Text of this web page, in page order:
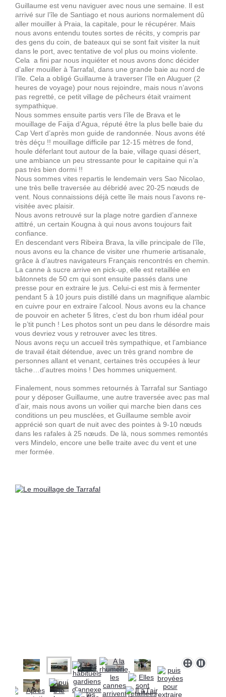
Guillaume est venu naviguer avec nous une semaine. Il est
arrivé sur l’île de Santiago et nous aurions normalement dû
aller mouiller à Praia, la capitale, pour le récupérer. Mais
nous avons entendu toutes sortes de récits, y compris par
des gens du coin, de bateaux qui se sont fait visiter la nuit
dans le port, avec tentative de vol plus ou moins violente.
Cela a fini par nous inquiéter et nous avons donc décider
d’aller mouiller à Tarrafal, dans une grande baie au nord de
l’île. Cela a obligé Guillaume à traverser l’île en Aluguer (2
heures de voyage) pour nous rejoindre, mais nous n’avons
pas regretté, ce petit village de pêcheurs était vraiment
sympathique.
Nous sommes ensuite partis vers l’île de Brava et le
mouillage de Faija d’Agua, réputé être la plus belle baie du
Cap Vert d’après mon guide de randonnée. Nous avons été
très déçu !! mouillage difficile par 12-15 mètres de fond,
houle déferlant tout autour de la baie, village quasi désert,
une ambiance un peu stressante pour le capitaine qui n’a
pas très bien dormi !!
Nous sommes vites repartis le lendemain vers Sao Nicolao,
une très belle traversée au débridé avec 20-25 nœuds de
vent. Nous connaissions déjà cette île mais nous l’avons re-
visitée avec plaisir.
Nous avons retrouvé sur la plage notre gardien d’annexe
attitré, un certain Kougna à qui nous avons toujours fait
confiance.
En descendant vers Ribeira Brava, la ville principale de l’île,
nous avons eu la chance de visiter une rhumerie artisanale,
grâce à d’autres navigateurs Français rencontrés en chemin.
La canne à sucre arrive en pick-up, elle est retaillée en
bâtonnets de 50 cm qui sont ensuite passés dans une
presse pour en extraire le jus. Celui-ci est mis à fermenter
pendant 5 à 10 jours puis distillé dans un magnifique alambic
en cuivre pour en extraire l’alcool. Nous avons eu la chance
de pouvoir en acheter 5 litres, c’est du bon rhum idéal pour
le p’tit punch ! Les photos sont un peu dans le désordre mais
vous devriez vous y retrouver avec les titres.
Nous avons reçu un accueil très sympathique, et l’ambiance
de travail était détendue, avec un très grand nombre de
personnes allant et venant, certaines très occupées à leur
tâche…d’autres moins ! Des hommes uniquement.
Finalement, nous sommes retournés à Tarrafal sur Santiago
pour y déposer Guillaume, une autre traversée avec pas mal
d’air, mais nous avons un voilier qui marche bien dans ces
conditions un peu musclées, et Guillaume semble avoir
apprécié son quart de nuit avec des pointes à 9-10 nœuds
dans les rafales à 25 nœuds. De là, nous sommes remontés
vers Mindelo, encore une belle traite avec du vent et une
mer formée.